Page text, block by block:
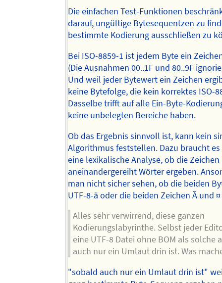
Die einfachen Test-Funktionen
darauf, ungültige Bytesequentzen zu
bestimmte Kodierung ausschließen zu
Bei ISO-8859-1 ist jedem Byte ein
(Die Ausnahmen 00..1F und 80..9F
Und weil jeder Bytewert ein Zeichen
keine Bytefolge, die kein korrektes ISO-
Dasselbe trifft auf alle Ein-Byte-
keine unbelegten Bereiche haben.
Ob das Ergebnis sinnvoll ist, kann kein
Algorithmus feststellen. Dazu braucht es
eine lexikalische Analyse, ob die Zeichen
aneinandergereiht Wörter ergeben.
man nicht sicher sehen, ob die beiden
UTF-8-ä oder die beiden Zeichen Ã und
Alles sehr verwirrend, diese ganzen
Kodierungslabyrinthe. Selbst jeder
eine UTF-8 Datei ohne BOM als solche
auch nur ein Umlaut drin ist. Was
"sobald auch nur ein Umlaut drin ist"